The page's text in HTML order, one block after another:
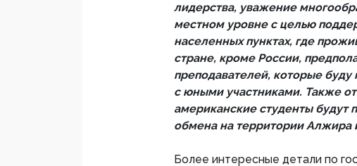
лидерства, уважение
местном уровне с целью
населенных пунктах, где
стране, кроме России,
преподавателей, которые
с юными участниками. Также
американские студенты будут
обмена на территории Алжира
Более интересные детали по